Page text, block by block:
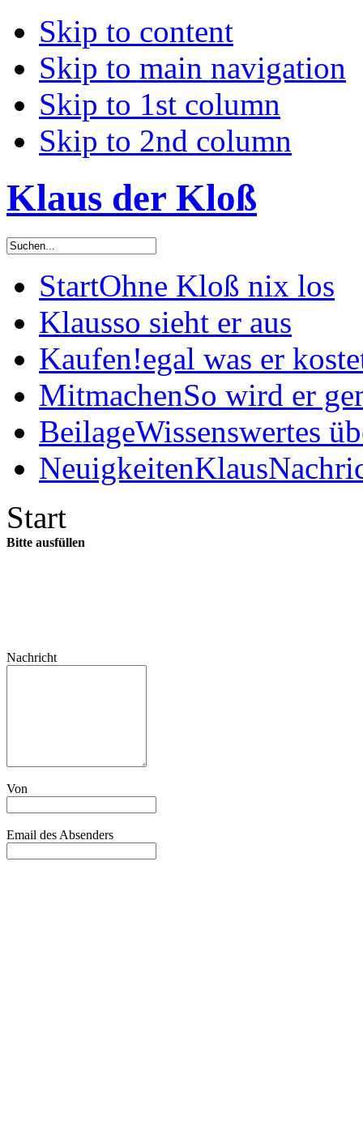
Skip to content
Skip to main navigation
Skip to 1st column
Skip to 2nd column
Klaus der Kloß
StartOhne Kloß nix los
Klausso sieht er aus
Kaufen!egal was er
MitmachenSo wird er
BeilageWissenswertes
Neuigkeiten
Start
Bitte ausfüllen
Nachricht
Von
Email des Absenders